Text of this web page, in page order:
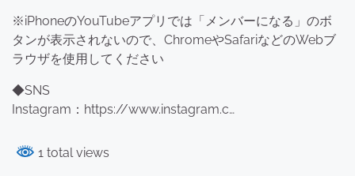
※iPhoneのYouTubeアプリでは「メンバーになる」のボ
タンが表示されないので、ChromeやSafariなどのWebブ
ラウザを使用してください
◆SNS
Instagram：https://www.instagram.c…
1 total views